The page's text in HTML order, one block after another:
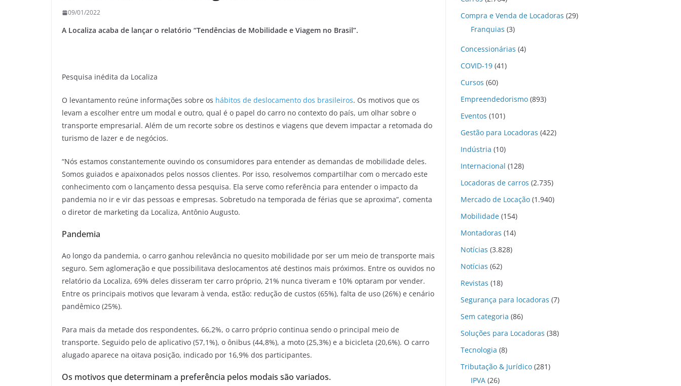
09/01/2022
A Localiza acaba de lançar o relatório “Tendências de Mobilidade e Viagem no Brasil”.
Pesquisa inédita da Localiza
O levantamento reúne informações sobre os hábitos de deslocamento dos brasileiros. Os motivos que os
levam a escolher entre um modal e outro, qual é o papel do carro no contexto do país, um olhar sobre o
transporte empresarial. Além de um recorte sobre os destinos e viagens que devem impactar a retomada do
turismo de lazer e de negócios.
“Nós estamos constantemente ouvindo os consumidores para entender as demandas de mobilidade deles.
Somos guiados e apaixonados pelos nossos clientes. Por isso, resolvemos compartilhar com o mercado este
conhecimento com o lançamento dessa pesquisa. Ela serve como referência para entender o impacto da
pandemia no ir e vir das pessoas e empresas. Sobretudo na temporada de férias que se aproxima”, comenta
o diretor de marketing da Localiza, Antônio Augusto.
Pandemia
Ao longo da pandemia, o carro ganhou relevância no quesito mobilidade por ser um meio de transporte mais
seguro. Sem aglomeração e que possibilitava deslocamentos até destinos mais próximos. Entre os ouvidos no
relatório da Localiza, 69% deles disseram ter carro próprio, 21% nunca tiveram e 10% optaram por vender.
Entre os principais motivos que levaram à venda, estão: redução de custos (65%), falta de uso (26%) e cenário
pandêmico (25%).
Para mais da metade dos respondentes, 66,2%, o carro próprio continua sendo o principal meio de
transporte. Seguido pelo de aplicativo (57,1%), o ônibus (44,8%), a moto (25,3%) e a bicicleta (20,6%). O carro
alugado aparece na oitava posição, indicado por 16,9% dos participantes.
Os motivos que determinam a preferência pelos modais são variados.
Compra e Venda de Locadoras (29)
Franquias (3)
Concessionárias (4)
COVID-19 (41)
Cursos (60)
Empreendedorismo (893)
Eventos (101)
Gestão para Locadoras (422)
Indústria (10)
Internacional (128)
Locadoras de carros (2.735)
Mercado de Locação (1.940)
Mobilidade (154)
Montadoras (14)
Notícias (3.828)
Notícias (62)
Revistas (18)
Segurança para locadoras (7)
Sem categoria (86)
Soluções para Locadoras (38)
Tecnologia (8)
Tributação & Jurídico (281)
IPVA (26)